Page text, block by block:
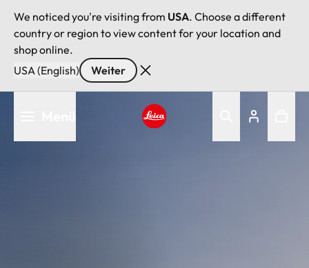
We noticed you're visiting from USA. Choose a different
country or region to view content for your location and
shop online.
USA (English)
Weiter